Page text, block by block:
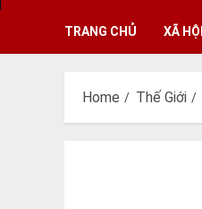
TRANG CHỦ XÃ HỘI
Home Thế Giới